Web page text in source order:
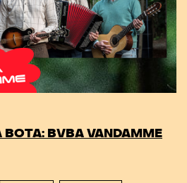
BOTA: BVBA VANDAMME